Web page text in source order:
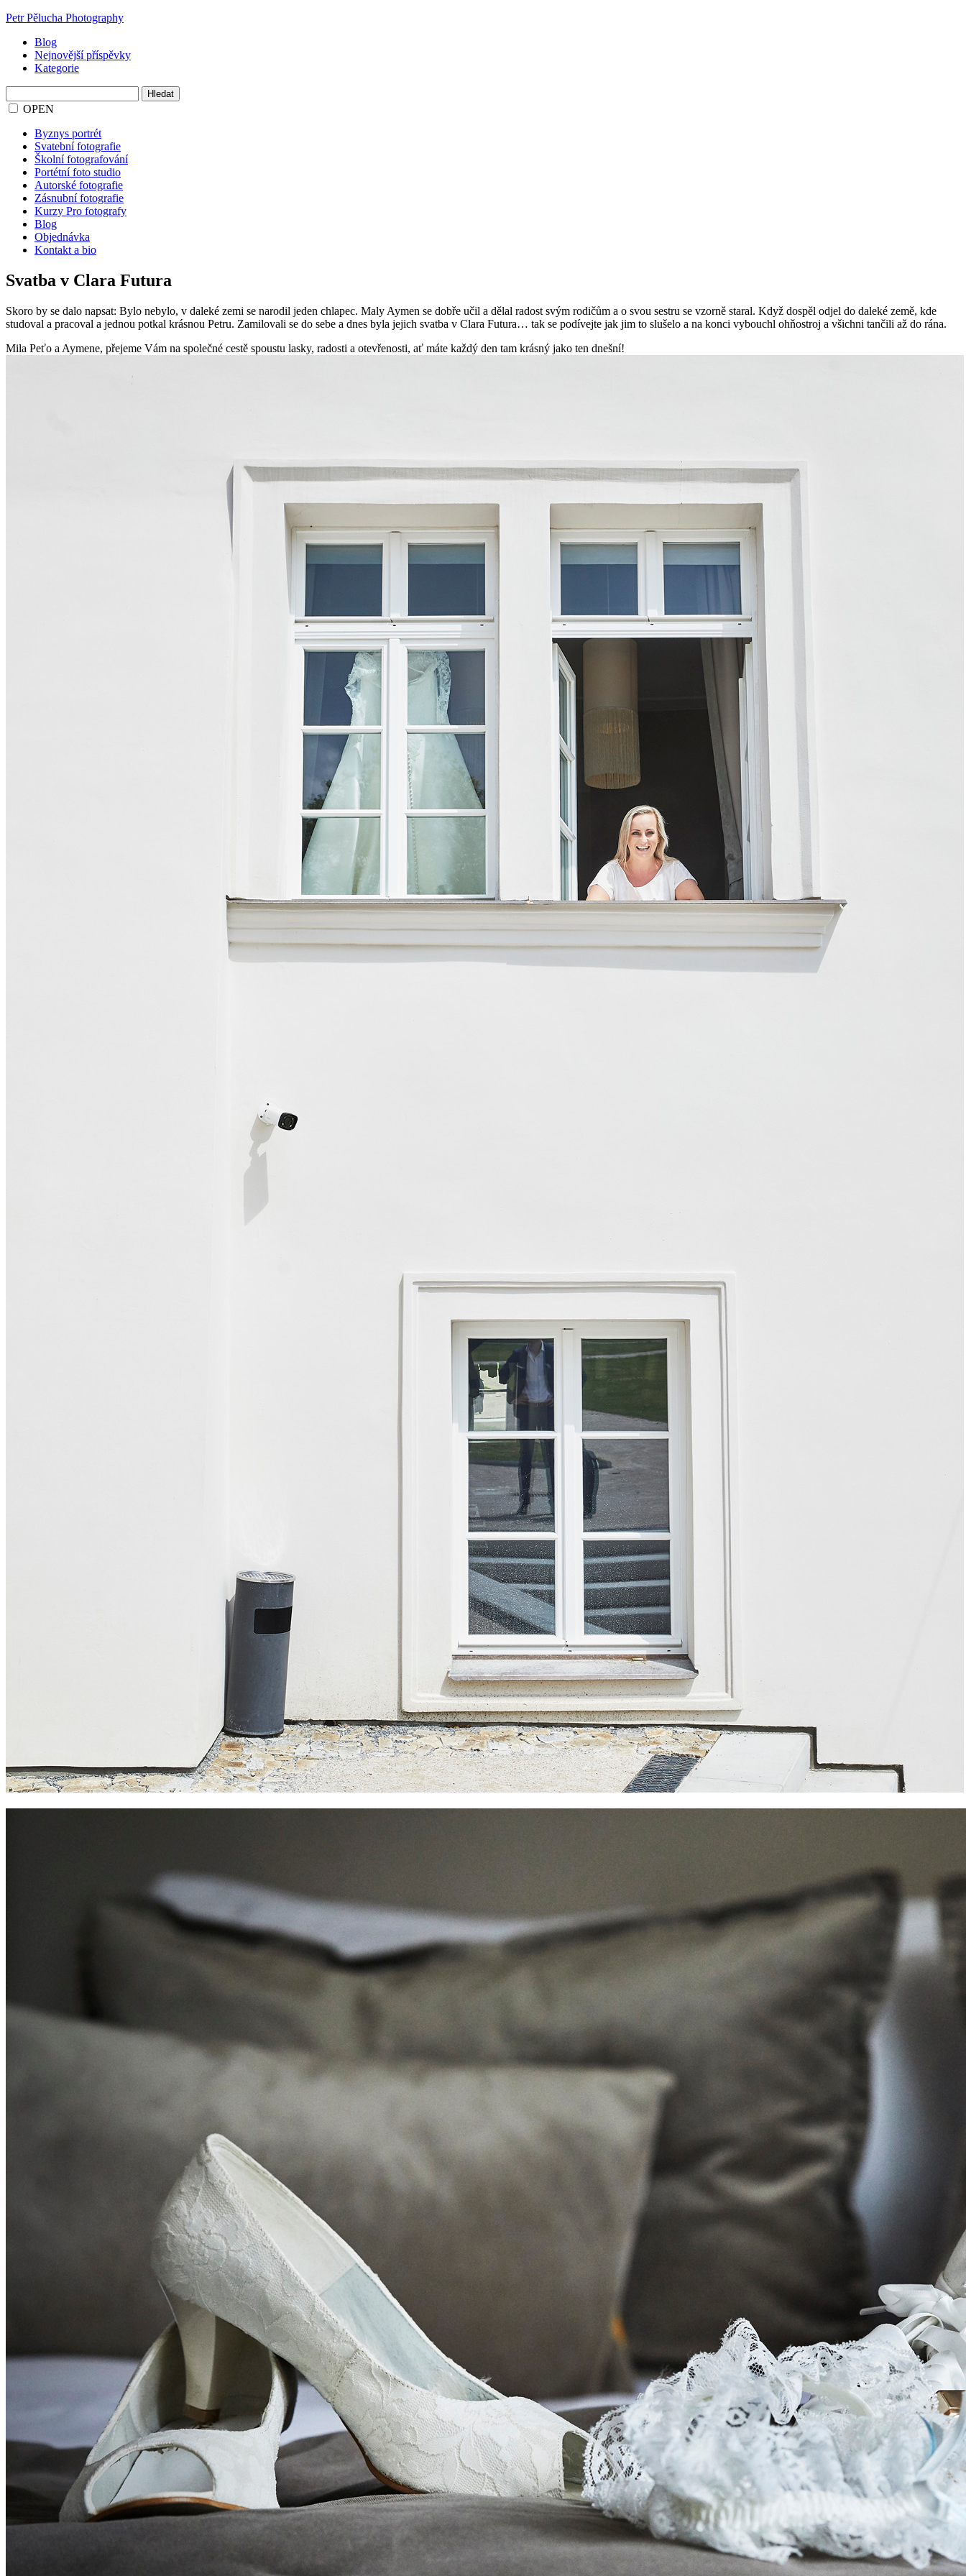
Petr Pělucha Photography
Blog
Nejnovější příspěvky
Kategorie
OPEN
Byznys portrét
Svatební fotografie
Školní fotografování
Portétní foto studio
Autorské fotografie
Zásnubní fotografie
Kurzy Pro fotografy
Blog
Objednávka
Kontakt a bio
Svatba v Clara Futura
Skoro by se dalo napsat: Bylo nebylo, v daleké zemi se narodil jeden chlapec. Maly Aymen se dobře učil a dělal radost svým rodičům a o svou sestru se vzorně staral. Když dospěl odjel do daleké země, kde
studoval a pracoval a jednou potkal krásnou Petru. Zamilovali se do sebe a dnes byla jejich svatba v Clara Futura… tak se podívejte jak jim to slušelo a na konci vybouchl ohňostroj a všichni tančili až do rána.
Mila Peťo a Aymene, přejeme Vám na společné cestě spoustu lasky, radosti a otevřenosti, ať máte každý den tam krásný jako ten dnešní!